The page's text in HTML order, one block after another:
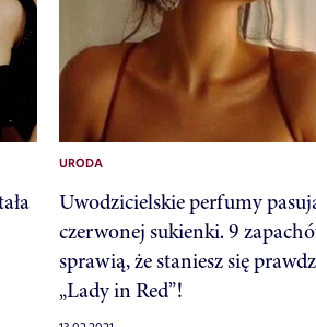
URODA
Uwodzicielskie perfumy
czerwonej sukienki. 9
sprawią, że staniesz się
„Lady in Red”!